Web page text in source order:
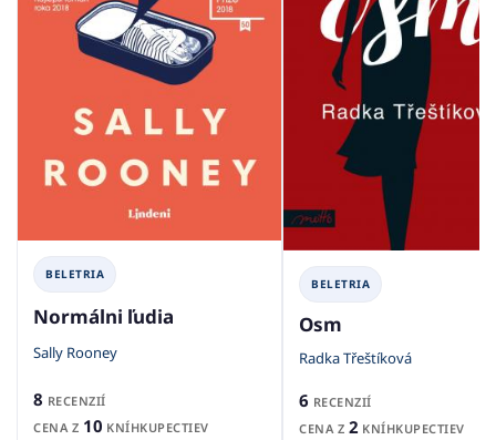
BELETRIA
Normálni ľudia
Sally Rooney
8 RECENZIÍ
CENA Z 10 KNÍHKUPECTIEV
BELETRIA
Osm
Radka Třeštíková
6 RECENZIÍ
CENA Z 2 KNÍHKUPECTIEV